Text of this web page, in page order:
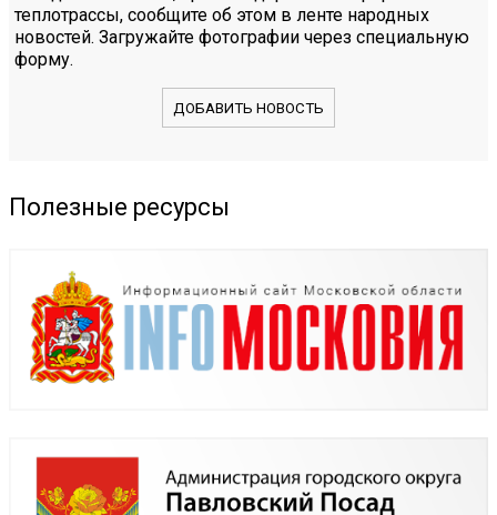
теплотрассы, сообщите об этом в ленте народных
новостей. Загружайте фотографии через специальную
форму.
ДОБАВИТЬ НОВОСТЬ
Полезные ресурсы